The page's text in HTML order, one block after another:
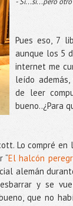
Pues eso, 7
aunque los 5
internet me
leído
de leer
bueno..¿Para
Lo compré
“El halcón
alemán
y se
que no